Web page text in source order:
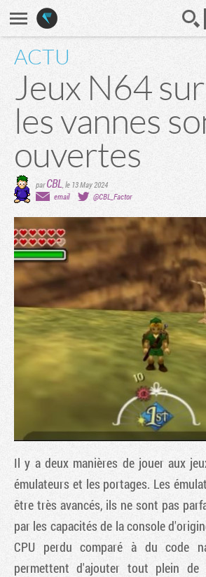
ACTU
Jeux N64
les vannes
ouvertes
parCBL le 13 May 2024
email
@CBL_Factor
Il y a deux manières de jouer aux
émulateurs et les portages. Les
être très avancés, ils ne sont pas
par les capacités de la console
CPU perdu comparé à du code
permettent d'ajouter tout plein de
Tribune